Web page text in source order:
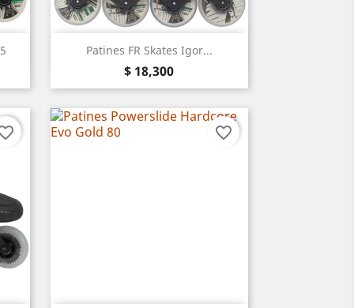
Patines FR Skates Igor...
Precio
$ 18,300
Vista rápida
favorite_border